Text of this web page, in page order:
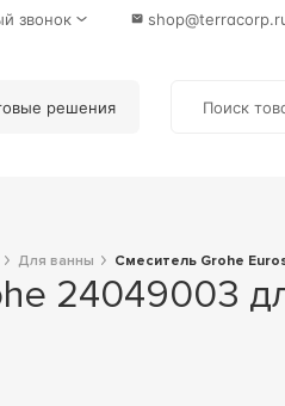
звонок
решения
Для ванны Смеситель Grohe